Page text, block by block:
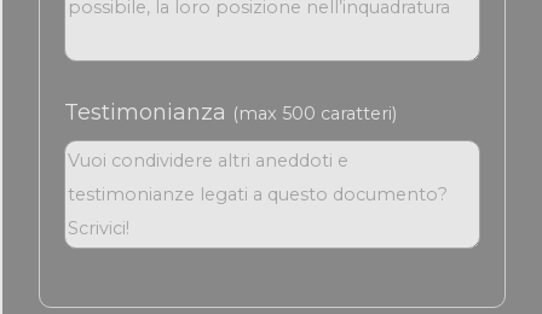
Testimonianza (max 500 caratteri)